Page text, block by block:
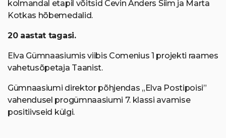
kolmandal etapil võitsid Cevin Anders Siim ja Marta
Kotkas hõbemedalid.
20 aastat tagasi.
Elva Gümnaasiumis viibis Comenius 1 projekti raames
vahetusõpetaja Taanist.
Gümnaasiumi direktor põhjendas „Elva Postipoisi”
vahendusel progümnaasiumi 7. klassi avamise
positiivseid külgi.